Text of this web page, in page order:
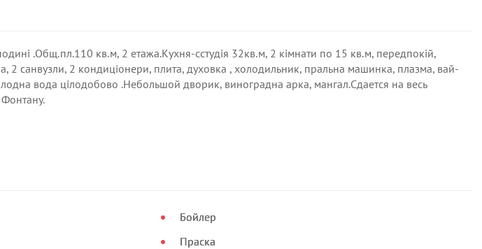
.Общ.пл.110 кв.м, 2 етажа.Кухня-сстудія 32кв.м, 2 кімнати по 15 кв.м, передпокій,
2 санвузли, 2 кондиціонери, плита, духовка , холодильник, пральна машинка, плазма, вай-
вода цілодобово .Небольшой дворик, виноградна арка, мангал.Сдается на весь
Бойлер
Праска